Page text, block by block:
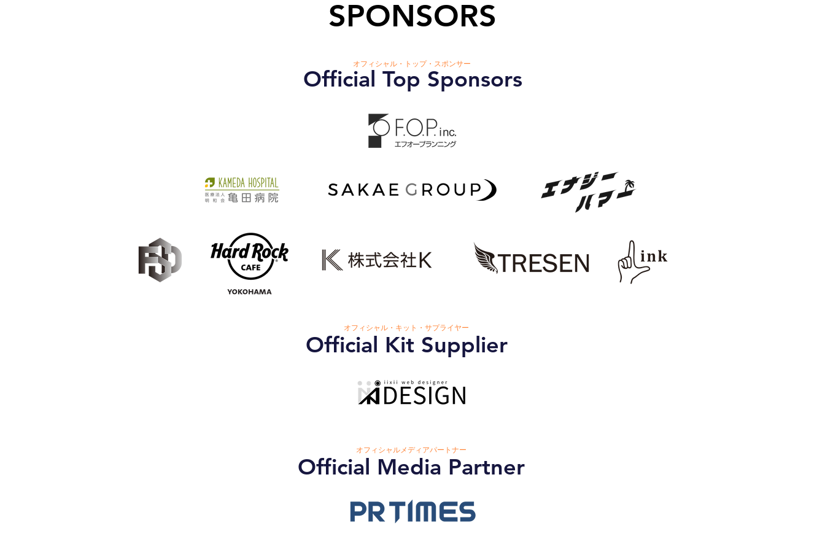
SPONSORS
Official Top Sponsors
オフィシャル・トップ・スポンサー
Official Kit Supplier
オフィシャル・キット・サプライヤー
Official Media Partner
オフィシャルメディアパートナー